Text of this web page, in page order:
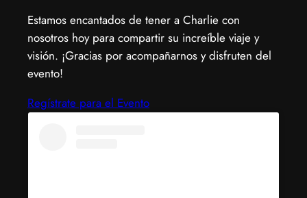
​Estamos encantados de tener a Charlie con
nosotros hoy para compartir su increíble viaje y
visión. ¡Gracias por acompañarnos y disfruten del
evento!
Regístrate para el Evento